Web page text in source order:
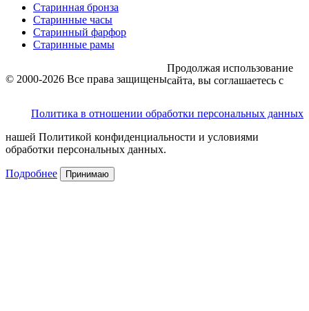
Старинная бронза
Старинные часы
Старинный фарфор
Старинные рамы
© 2000-2026 Все права защищены
Политика в отношении обработки персональных данных
Продолжая использование
сайта, вы соглашаетесь с
нашей Политикой конфиденциальности и условиями
обработки персональных данных.
Подробнее Принимаю